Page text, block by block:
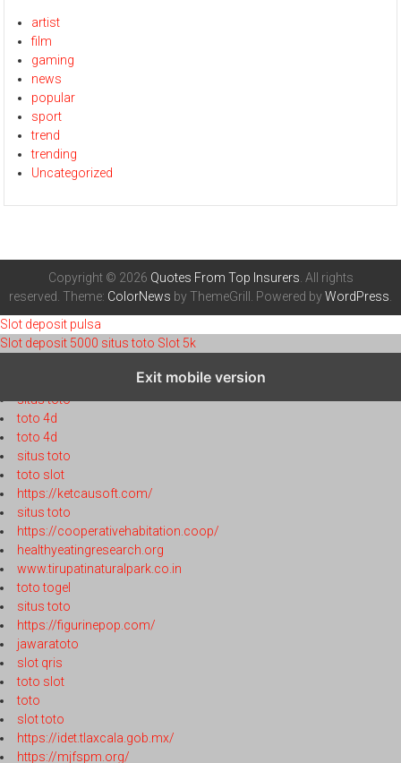
artist
film
gaming
news
popular
sport
trend
trending
Uncategorized
Copyright © 2026 Quotes From Top Insurers. All rights
reserved. Theme: ColorNews by ThemeGrill. Powered byWordPress.
Slot deposit pulsa
Slot deposit 5000 situs toto Slot 5k
Exit mobile version
situs toto
toto 4d
toto 4d
situs toto
toto slot
https://ketcausoft.com/
situs toto
https://cooperativehabitation.coop/
healthyeatingresearch.org
www.tirupatinaturalpark.co.in
toto togel
situs toto
https://figurinepop.com/
jawaratoto
slot qris
toto slot
toto
slot toto
https://idet.tlaxcala.gob.mx/
https://mjfspm.org/